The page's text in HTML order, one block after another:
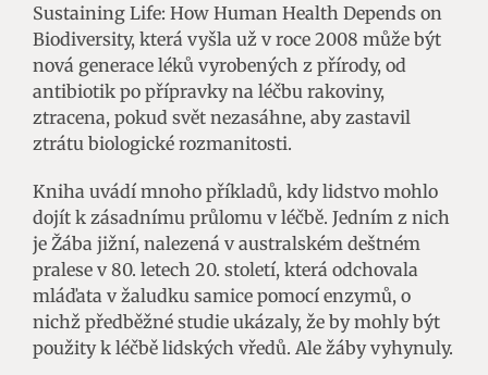
Sustaining Life: How Human Health Depends on
Biodiversity, která vyšla už v roce 2008 může být
nová generace léků vyrobených z přírody, od
antibiotik po přípravky na léčbu rakoviny,
ztracena, pokud svět nezasáhne, aby zastavil
ztrátu biologické rozmanitosti.
Kniha uvádí mnoho příkladů, kdy lidstvo mohlo
dojít k zásadnímu průlomu v léčbě. Jedním z nich
je Žába jižní, nalezená v australském deštném
pralese v 80. letech 20. století, která odchovala
mláďata v žaludku samice pomocí enzymů, o
nichž předběžné studie ukázaly, že by mohly být
použity k léčbě lidských vředů. Ale žáby vyhynuly.